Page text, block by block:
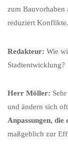
zum Bauvorhaben
reduziert Konflikte.
Redakteur: Wie
Stadtentwicklung?
Herr Möller:
und ändern sich
Anpassungen, die
maßgeblich zur